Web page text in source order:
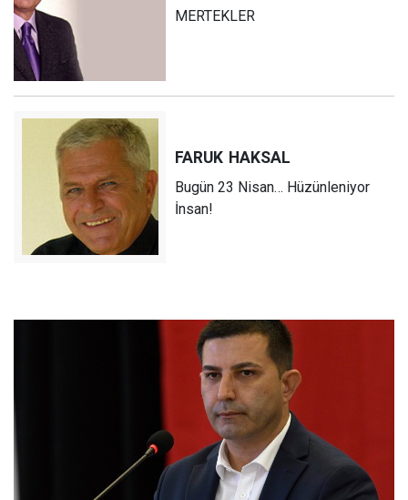
MERTEKLER
FARUK HAKSAL
Bugün 23 Nisan… Hüzünleniyor
İnsan!